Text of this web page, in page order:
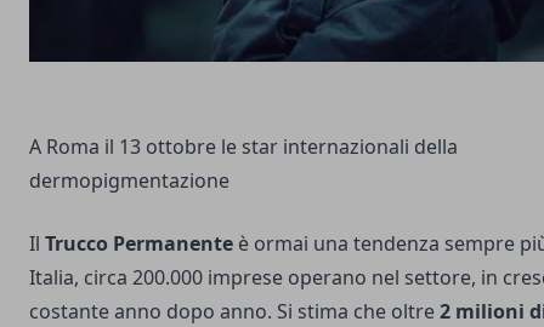
A Roma il 13 ottobre le star internazionali della
dermopigmentazione
Il Trucco Permanente è ormai una tendenza sempre
Italia, circa 200.000 imprese operano nel settore, in
costante anno dopo anno. Si stima che oltre2 milioni